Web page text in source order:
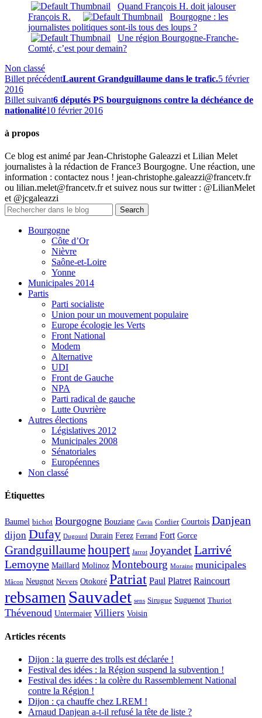
Quand François H. doit jalouser
François R.
Bourgogne : les
journalistes politiques sont-ils tous des loups ?
Une région Bourgogne-Franche-
Comté, c’est pour demain?
Non classé
Billet précédentLaurent Grandguillaume dans le trafic.5 février
2016
Billet suivant6 députés PS bourguignons contre la déchéance de
nationalité10 février 2016
à propos
Ce blog est animé par Jean-Christophe Galeazzi et Lilian Melet
journalistes à la rédaction de France3 Bourgogne. Une réaction, une
information : contactez nous ! jean-christophe.galeazzi@francetv.fr
ou lilian.melet@francetv.fr et suivez nous sur twitter : @LilianMelet
et @jcgaleazzi
Bourgogne
Côte d’Or
Nièvre
Saône-et-Loire
Yonne
Municipales 2014
Partis
Parti socialiste
Union pour un mouvement populaire
Europe écologie les Verts
Front National
Modem
Alternative
UDI
Front de Gauche
NPA
Parti radical de gauche
Lutte Ouvrière
Autres élections
Législatives 2012
Municipales 2008
Sénatoriales
Européennes
Non classé
Étiquettes
Baumel bichot Bourgogne Bouziane Cavin Cordier Courtois Danjean
dijon Dufay Dugourd Durain Ferez Ferrand Fort Gorce
Grandguillaumehoupert Jarrot JoyandetLarrivé
Lemoyne Maillard Molinoz Montebourg Moraine municipales
Mâcon Neugnot Nevers Otokoré Patriat Paul Platret Raincourt
rebsamen Sauvadet sens Sirugue Suguenot Thuriot
Thévenoud Untermaier Villiers Voisin
Articles récents
Dijon : la guerre des trolls est déclarée !
Festival des idées : la Région suspend la subvention !
Festival des idées : la colère du Rassemblement National
contre la Région !
Dijon : ça chauffe chez LREM !
Arnaud Danjean a-t-il refusé la tête de liste ?